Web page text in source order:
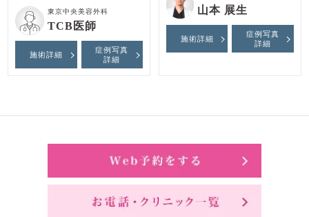
東京中央美容外科
TCB医師
施術詳細
症例写真
詳細
山本 展生
施術詳細
症例写真
詳細